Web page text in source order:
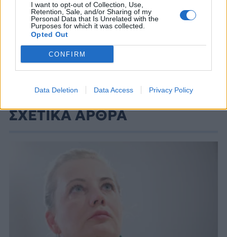
I want to opt-out of Collection, Use,
Retention, Sale, and/or Sharing of my
Personal Data that Is Unrelated with the
Purposes for which it was collected.
Opted Out
CONFIRM
Data Deletion Data Access Privacy Policy
ΣΧΕΤΙΚΑ ΑΡΘΡΑ